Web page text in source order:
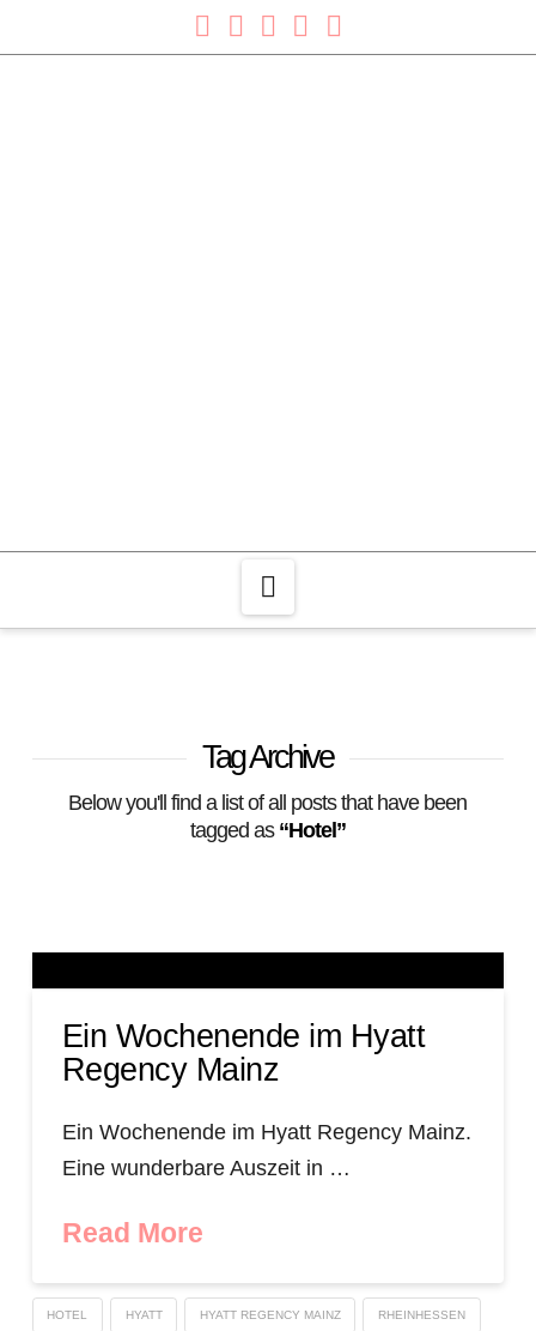
Navigation
Tag Archive
Below you'll find a list of all posts that have been
tagged as “Hotel”
Ein Wochenende im Hyatt
Regency Mainz
Ein Wochenende im Hyatt Regency Mainz.
Eine wunderbare Auszeit in …
Read More
HOTEL HYATT HYATT REGENCY MAINZ RHEINHESSEN